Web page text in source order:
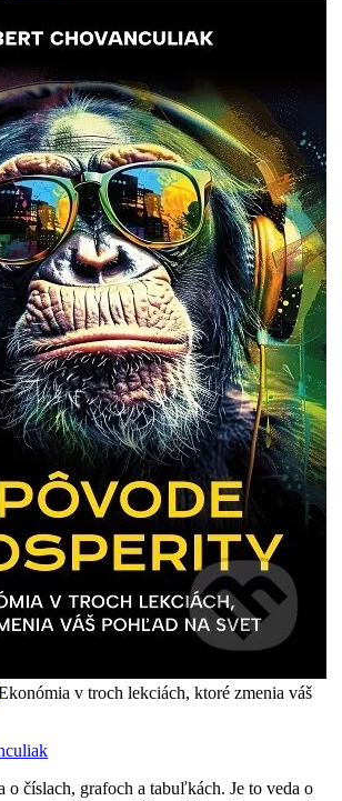
v troch lekciách, ktoré zmenia váš
o číslach, grafoch a tabuľkách. Je to veda o